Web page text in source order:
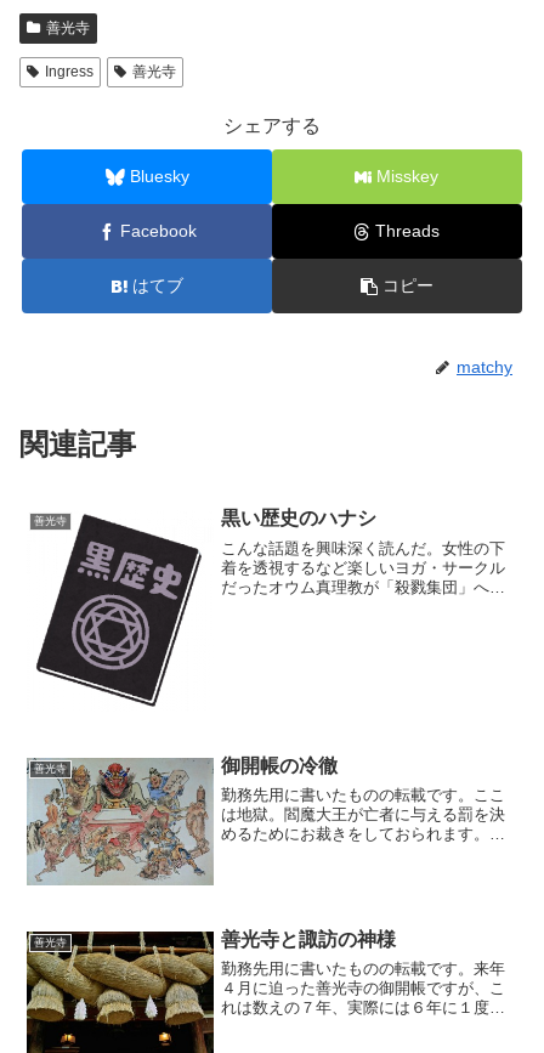
善光寺
Ingress 善光寺
シェアする
Bluesky Misskey
Facebook Threads
はてブ コピー
matchy
関連記事
善光寺 黒い歴史のハナシ
こんな話題を興味深く読んだ。女性の下
着を透視するなど楽しいヨガ・サークル
だったオウム真理教が「殺戮集団」へと
善光寺 御開帳の冷徹
勤務先用に書いたものの転載です。ここ
は地獄。閻魔大王が亡者に与える罰を決
めるためにお裁きをしておられます。閻
善光寺 善光寺と諏訪の神様
勤務先用に書いたものの転載です。来年
４月に迫った善光寺の御開帳ですが、こ
れは数えの７年、実際には６年に１度だ